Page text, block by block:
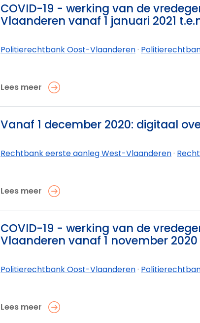
COVID-19 - werking van de
Vlaanderen vanaf 1 januari 2021
Politierechtbank Oost-Vlaanderen·
Lees meer
Vanaf 1 december 2020: digitaal
Rechtbank eerste aanleg West-Vlaanderen·
Lees meer
COVID-19 - werking van de
Vlaanderen vanaf 1 november 2020
Politierechtbank Oost-Vlaanderen·
Lees meer